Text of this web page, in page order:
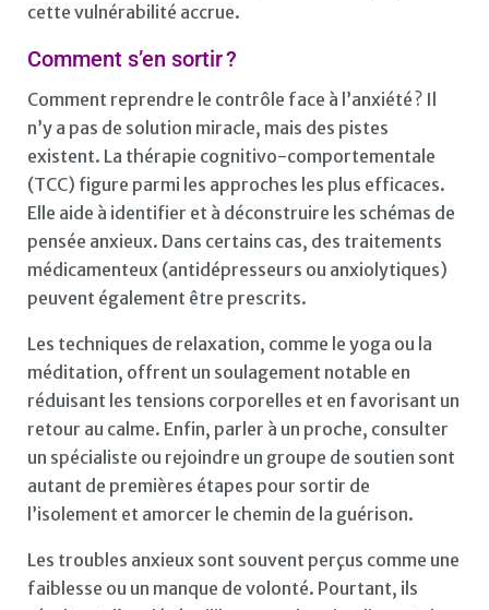
cette vulnérabilité accrue.
Comment s’en sortir ?
Comment reprendre le contrôle face à l’anxiété ? Il
n’y a pas de solution miracle, mais des pistes
existent. La thérapie cognitivo-comportementale
(TCC) figure parmi les approches les plus efficaces.
Elle aide à identifier et à déconstruire les schémas de
pensée anxieux. Dans certains cas, des traitements
médicamenteux (antidépresseurs ou anxiolytiques)
peuvent également être prescrits.
Les techniques de relaxation, comme le yoga ou la
méditation, offrent un soulagement notable en
réduisant les tensions corporelles et en favorisant un
retour au calme. Enfin, parler à un proche, consulter
un spécialiste ou rejoindre un groupe de soutien sont
autant de premières étapes pour sortir de
l’isolement et amorcer le chemin de la guérison.
Les troubles anxieux sont souvent perçus comme une
faiblesse ou un manque de volonté. Pourtant, ils